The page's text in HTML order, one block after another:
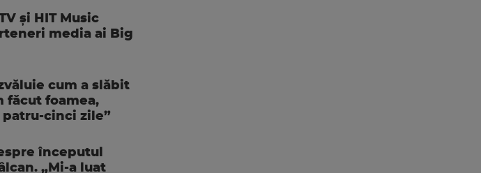
și HIT Music
media ai Big
cum a slăbit
făcut foamea,
patru-cinci zile”
începutul
„Mi-a luat